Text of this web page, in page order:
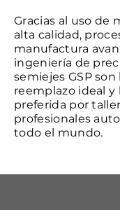
Gracias al uso de
alta calidad,
manufactura
ingeniería de
semiejes GSP
reemplazo ideal y
preferida por
profesionales
todo el mundo.